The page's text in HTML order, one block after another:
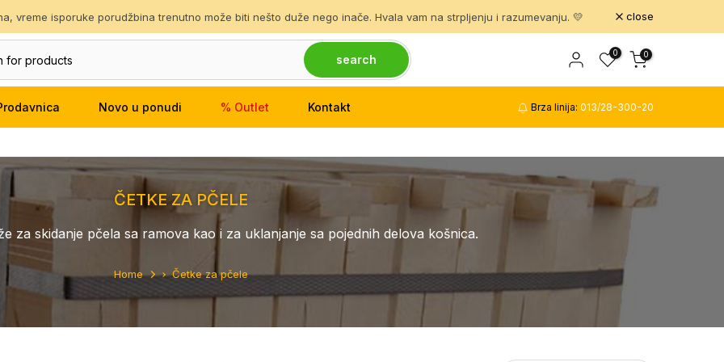
vreme isporuke porudžbina trenutno može biti nešto duže nego inače. Hvala vam na strpljenju i razumevanju. 💛 close
search 0 0
Novo u ponudi % Outlet Kontakt Brza linija: 013/28-300-20
ČETKE ZA PČELE
za skidanje pčela sa ramova kao i za uklanjanje sa pojednih delova košnica.
Home Četke za pčele